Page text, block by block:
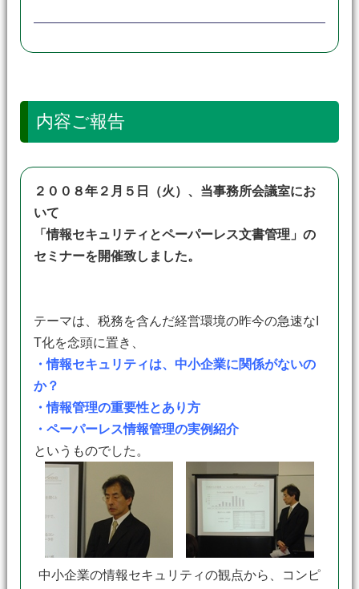
内容ご報告
２００８年２月５日（火）、当事務所会議室にお
いて
「情報セキュリティとペーパーレス文書管理」 の
セミナーを開催致しました。
テーマは、税務を含んだ経営環境の昨今の急速なI
T化を念頭に置き、
・情報セキュリティは、中小企業に関係がないの
か？
・情報管理の重要性とあり方
・ペーパーレス情報管理の実例紹介
というものでした。
中小企業の情報セキュリティの観点から、コンピ